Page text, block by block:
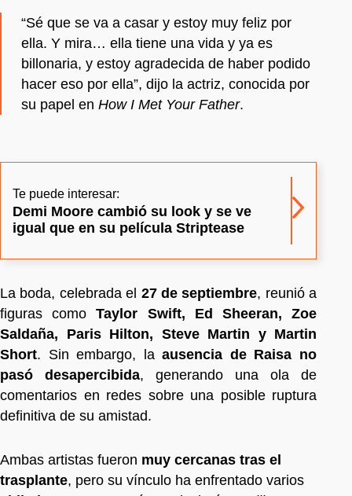
“Sé que se va a casar y estoy muy feliz por
ella. Y mira… ella tiene una vida y ya es
billonaria, y estoy agradecida de haber podido
hacer eso por ella”, dijo la actriz, conocida por
su papel en How I Met Your Father.
Te puede interesar:
Demi Moore cambió su look y se ve
igual que en su película Striptease
La boda, celebrada el 27 de septiembre, reunió a
figuras comoTaylor Swift, Ed Sheeran, Zoe
Saldaña, Paris Hilton, Steve Martin y Martin
Short. Sin embargo, laausencia de Raisa no
pasó desapercibida, generando una ola de
comentarios en redes sobre una posible ruptura
definitiva de su amistad.
Ambas artistas fueron muy cercanas tras el
trasplante, pero su vínculo ha enfrentado varios